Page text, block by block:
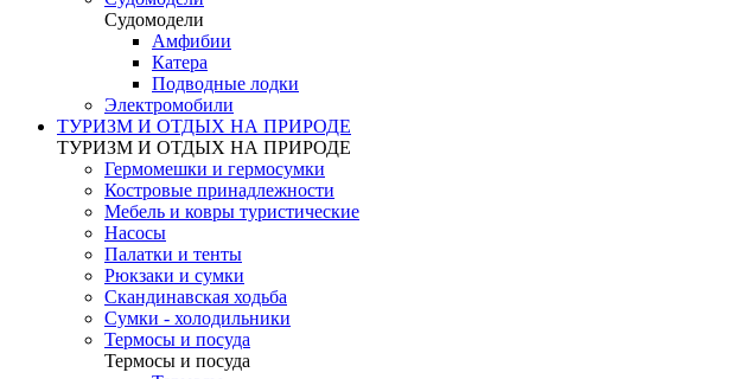
Судомодели
Амфибии
Катера
Подводные лодки
Электромобили
ТУРИЗМ И ОТДЫХ НА ПРИРОДЕ
ТУРИЗМ И ОТДЫХ НА ПРИРОДЕ
Гермомешки и гермосумки
Костровые принадлежности
Мебель и ковры туристические
Насосы
Палатки и тенты
Рюкзаки и сумки
Скандинавская ходьба
Сумки - холодильники
Термосы и посуда
Термосы и посуда